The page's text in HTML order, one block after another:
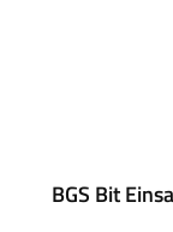
BGS Bit